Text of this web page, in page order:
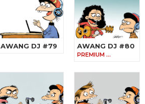
AWANG DJ #79 AWANG DJ #80
PREMIUM …